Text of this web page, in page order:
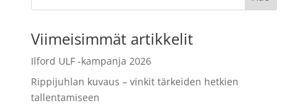
Viimeisimmät artikkelit
Ilford ULF -kampanja 2026
Rippijuhlan kuvaus – vinkit tärkeiden hetkien
tallentamiseen